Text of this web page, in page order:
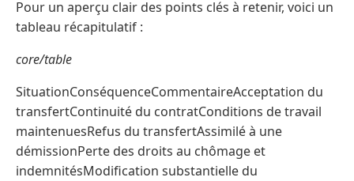
Pour un aperçu clair des points clés à retenir, voici un
tableau récapitulatif :
core/table
SituationConséquenceCommentaireAcceptation du
transfertContinuité du contratConditions de travail
maintenuesRefus du transfertAssimilé à une
démissionPerte des droits au chômage et
indemnitésModification substantielle du